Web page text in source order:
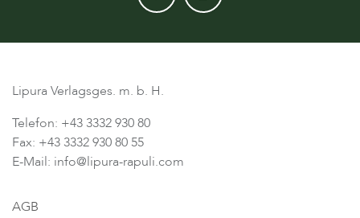
Lipura Verlagsges. m. b. H.
Telefon: +43 3332 930 80
Fax: +43 3332 930 80 55
E-Mail: info@lipura-rapuli.com
AGB